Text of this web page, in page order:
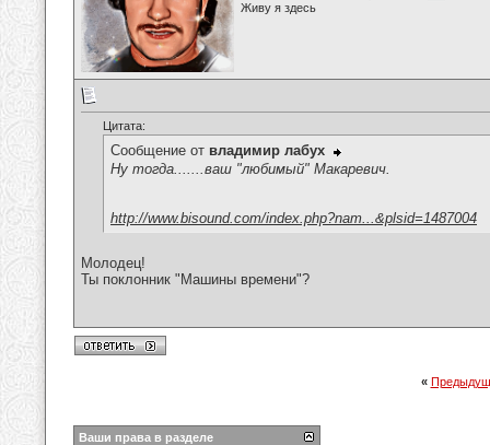
Живу я здесь
Цитата:
Сообщение от владимир лабух
Ну тогда.......ваш "любимый" Макаревич.
http://www.bisound.com/index.php?nam...&plsid=1487004
Молодец!
Ты поклонник "Машины времени"?
«
Ваши права в разделе